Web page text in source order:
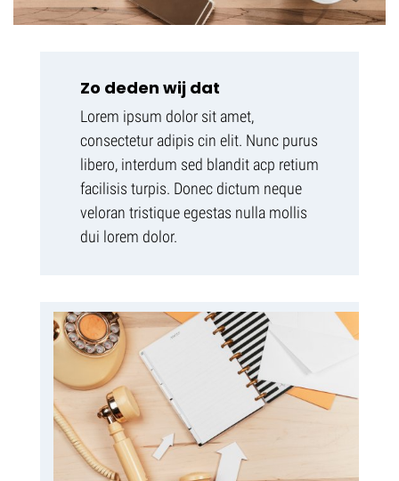
Zo deden wij dat
Lorem ipsum dolor sit amet,
consectetur adipis cin elit. Nunc purus
libero, interdum sed blandit acp retium
facilisis turpis. Donec dictum neque
veloran tristique egestas nulla mollis
dui lorem dolor.